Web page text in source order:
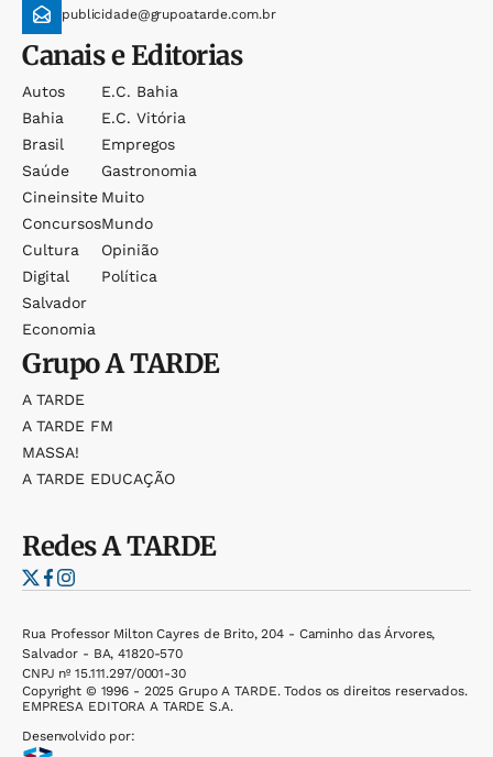
publicidade@grupoatarde.com.br
Canais e Editorias
Autos
Bahia
Brasil
Saúde
Cineinsite
Concursos
Cultura
Digital
Salvador
Economia
E.c. Bahia
E.c. Vitória
Empregos
Gastronomia
Muito
Mundo
Opinião
Política
GrupoA TARDE
A TARDE
A TARDE FM
MASSA!
A TARDE EDUCAÇÃO
RedesA TARDE
Rua Professor Milton Cayres de Brito, 204 - Caminho das Árvores,
Salvador - BA, 41820-570
CNPJ nº 15.111.297/0001-30
Copyright © 1996 - 2025 Grupo A TARDE. Todos os direitos reservados.
EMPRESA EDITORA A TARDE S.A.
Desenvolvido por: